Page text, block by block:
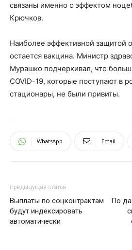
связаны именно с эффектом
Крючков.
Наиболее эффективной защитой
остается вакцина. Министр
Мурашко подчеркивал, что
COVID-19, которые поступают в
стационары, не были привиты.
WhatsApp Email
Предыдущая статья
Выплаты по cоцконтрактам
будут индексировать
автоматически
По